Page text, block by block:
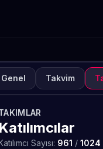
TURNUVA
Düzenleyen TETO
Genel Takvim
Katılımcılar
Sayısı: 961 / 1024